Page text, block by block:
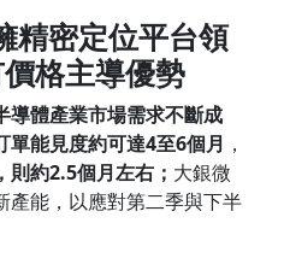
精密定位平台領
格主導優勢
導體產業市場需求不斷成
單能見度約可達4至6個月 ，
則約2.5個月左右； 大銀微
產能，以應對第二季與下半